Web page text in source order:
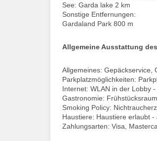
See: Garda lake 2 km
Sonstige Entfernungen:
Gardaland Park 800 m
Allgemeine Ausstattung
Allgemeines: Gepäckservice,
Parkplatzmöglichkeiten:
Internet: WLAN in der Lobby -
Gastronomie:
Smoking Policy:
Haustiere: Haustiere erlaubt -
Zahlungsarten: Visa,